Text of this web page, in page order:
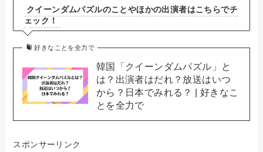
クイーンダムパズルのことやほかの出演者はこちらでチ
ェック！
好きなことを全力で
韓国「クイーンダムパズル」と
は？出演者はだれ？放送はいつ
から？日本でみれる？ | 好きなこ
とを全力で
スポンサーリンク